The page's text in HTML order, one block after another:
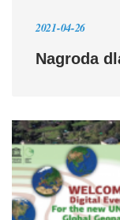
2021-04-26
Nagroda